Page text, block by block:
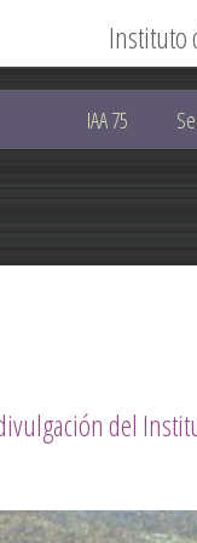
Instituto
IAA 75
del